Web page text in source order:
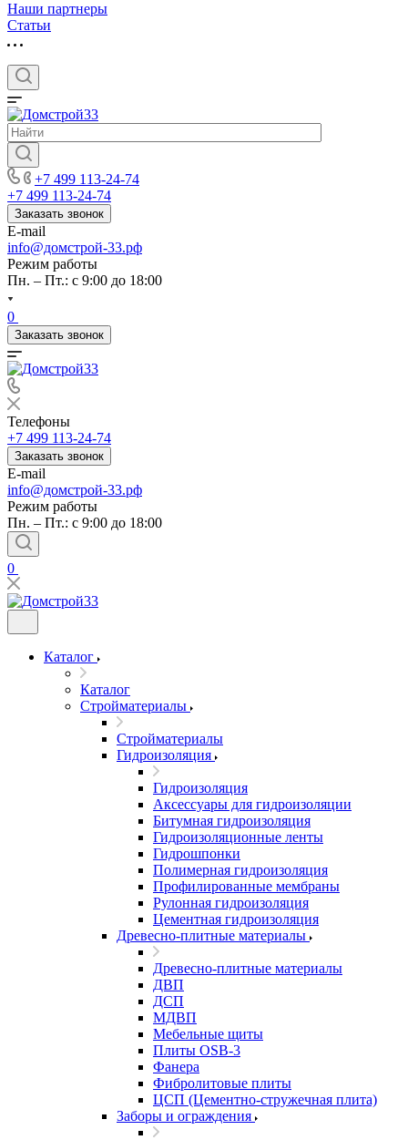
Наши партнеры
Статьи
+7 499 113-24-74
+7 499 113-24-74
Заказать звонок
E-mail
info@домстрой-33.рф
Режим работы
Пн. – Пт.: с 9:00 до 18:00
0
Заказать звонок
Телефоны
+7 499 113-24-74
Заказать звонок
E-mail
info@домстрой-33.рф
Режим работы
Пн. – Пт.: с 9:00 до 18:00
0
Каталог
Каталог
Стройматериалы
Стройматериалы
Гидроизоляция
Гидроизоляция
Аксессуары для гидроизоляции
Битумная гидроизоляция
Гидроизоляционные ленты
Гидрошпонки
Полимерная гидроизоляция
Профилированные мембраны
Рулонная гидроизоляция
Цементная гидроизоляция
Древесно-плитные материалы
Древесно-плитные материалы
ДВП
ДСП
МДВП
Мебельные щиты
Плиты OSB-3
Фанера
Фибролитовые плиты
ЦСП (Цементно-стружечная плита)
Заборы и ограждения